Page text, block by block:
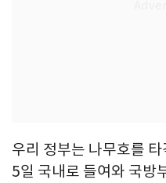
우리 정부는 나무호를
5일 국내로 들여와 국방